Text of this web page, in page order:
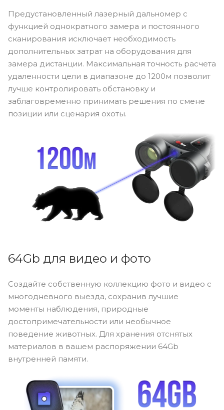
Предустановленный лазерный дальномер с
функцией однократного замера и постоянного
сканирования исключает необходимость
дополнительных затрат на оборудования для
замера дистанции. Максимальная точность расчета
удаленности цели в диапазоне до 1200м позволит
лучше контролировать обстановку и
заблаговременно принимать решения по смене
позиции или сценария охоты.
64Gb для видео и фото
Создайте собственную коллекцию фото и видео с
многодневного выезда, сохранив лучшие
моменты наблюдения, природные
достопримечательности или необычное
поведение животных. Для хранения отснятых
материалов в вашем распоряжении 64Gb
внутренней памяти.